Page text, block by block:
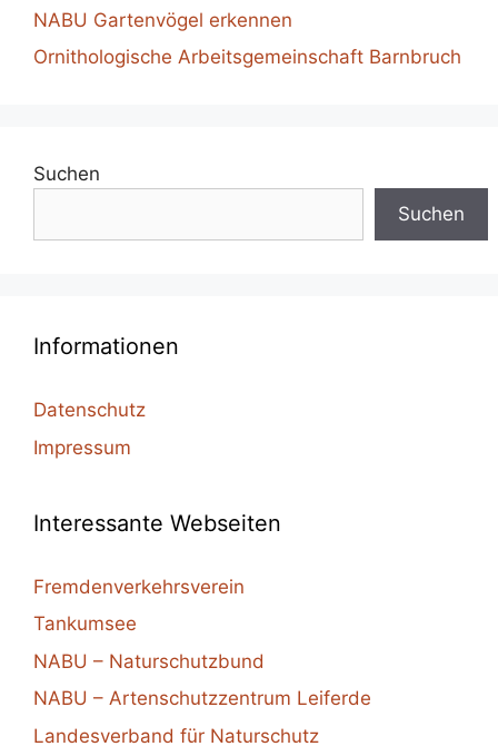
NABU Gartenvögel erkennen
Ornithologische Arbeitsgemeinschaft Barnbruch
Suchen
Suchen
Informationen
Datenschutz
Impressum
Interessante Webseiten
Fremdenverkehrsverein
Tankumsee
NABU – Naturschutzbund
NABU – Artenschutzzentrum Leiferde
Landesverband für Naturschutz